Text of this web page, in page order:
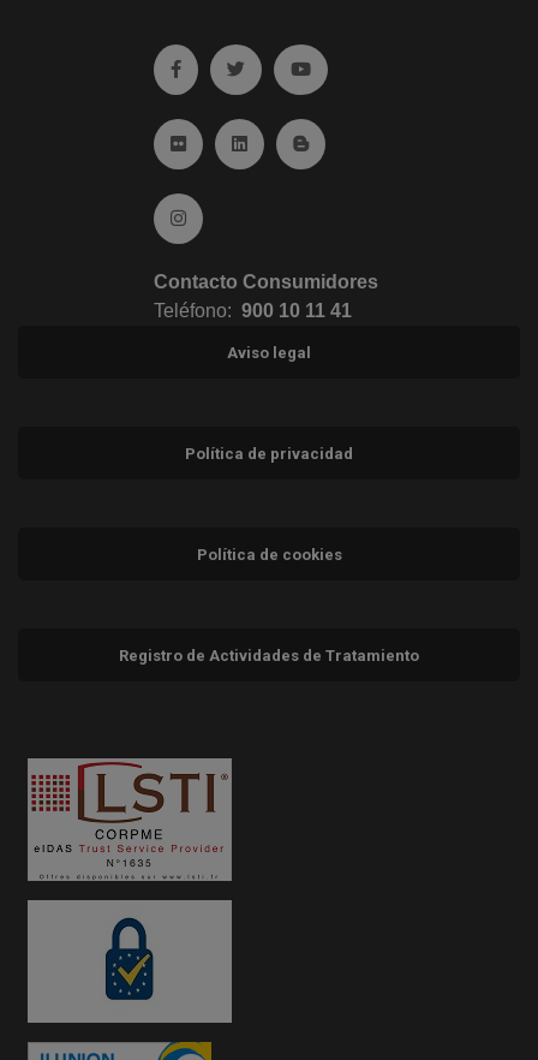
Ir a facebook (abre en ventana nueva)
Ir a twitter (abre en ventana nueva)
Ir a YouTube (abre en
Ir a Flickr (abre en ventana nueva)
Ir a Linkedin (abre en ventana nueva)
Ir al Blog (abre en ventana
Ir a Instagram (abre en ventana nueva)
Contacto Consumidores
Teléfono: 900 10 11 41
Aviso legal
Política de privacidad
Política de cookies
Registro de Actividades de Tratamiento